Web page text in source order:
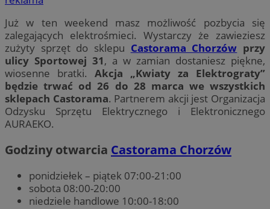
Już w ten weekend masz możliwość pozbycia się
zalegających elektrośmieci. Wystarczy że zawieziesz
zużyty sprzęt do sklepu Castorama Chorzów przy
ulicy Sportowej 31, a w zamian dostaniesz piękne,
wiosenne bratki. Akcja „Kwiaty za Elektrograty”
będzie trwać od 26 do 28 marca we wszystkich
sklepach Castorama. Partnerem akcji jest Organizacja
Odzysku Sprzętu Elektrycznego i Elektronicznego
AURAEKO.
Godziny otwarcia Castorama Chorzów
ponidziełek – piątek 07:00-21:00
sobota 08:00-20:00
niedziele handlowe 10:00-18:00